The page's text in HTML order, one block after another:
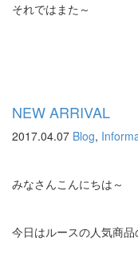
それではまた～
NEW ARRIVAL
2017.04.07 Blog,
みなさんこんにちは～
今日はルースの人気商品